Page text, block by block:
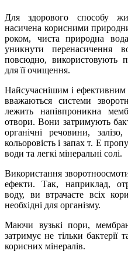
Для здорового способу
насичена корисними
роком, чиста природна
уникнути перенасичення
повсюдно, використовують
для її очищення.
Найсучаснішим і
вважаються системи
лежить напівпроникна
отвори. Вони затримують
органічні речовини,
кольоровість і запах т. Е
води та легкі мінеральні солі.
Використання
ефекти. Так, наприклад,
воду, ви втрачаєте всіх
необхідні для організму.
Маючи вузькі пори,
затримує не тільки
корисних мінералів.